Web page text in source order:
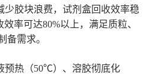
少胶块浪费，试剂盒回收效率稳
率可达80%以上，满足质粒、
备需求。
预热（50℃）、溶胶彻底化